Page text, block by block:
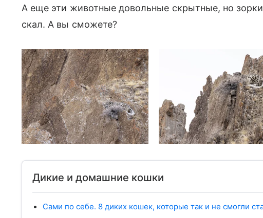
А еще эти животные довольные скрытные, но
скал. А вы сможете?
Дикие и домашние кошки
Сами по себе. 8 диких кошек, которые так и не смогли